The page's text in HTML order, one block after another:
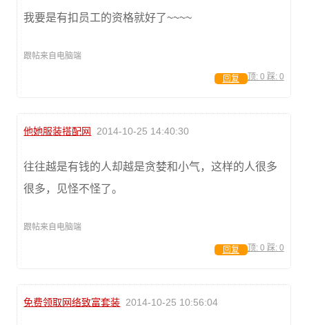
我要是有扣员工的资格就好了~~~~
跟帖来自电脑端
顶: 0 踩: 0
回复
他她服装搭配网 2014-10-25 14:40:30
往往越是有钱的人却越是贪婪和小气，这样的人很多
很多，见怪不怪了。
跟帖来自电脑端
顶: 0 踩: 0
回复
免费领取网络致富套装 2014-10-25 10:56:04